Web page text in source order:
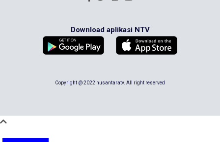
Download aplikasi NTV
Copyright @ 2022 nusantaratv. All right reserved